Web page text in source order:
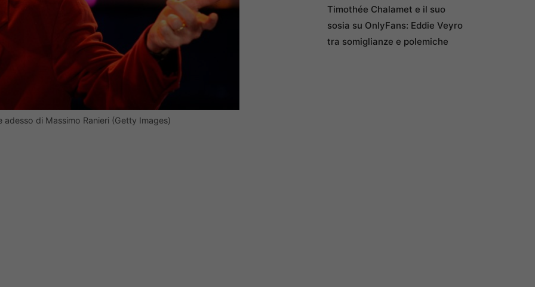
di Massimo Ranieri (Getty Images)
Timothée Chalamet e il suo
sosia su OnlyFans: Eddie Veyro
tra somiglianze e polemiche